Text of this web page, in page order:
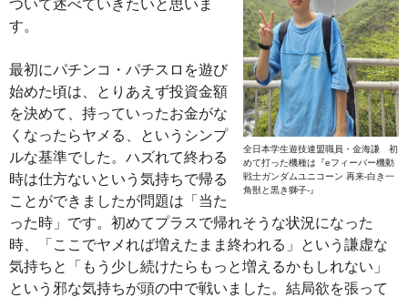
全日本学生遊技連盟職員・金海謙 初
めて打った機種は『eフィーバー機動
戦士ガンダムユニコーン 再来-白き一
角獣と黒き獅子-』
ついて述べていきたいと思いま
す。
最初にパチンコ・パチスロを遊び
始めた頃は、とりあえず投資金額
を決めて、持っていったお金がな
くなったらヤメる、というシンプ
ルな基準でした。ハズれて終わる
時は仕方ないという気持ちで帰る
ことができましたが問題は「当た
った時」です。初めてプラスで帰れそうな状況になった
時、「ここでヤメれば増えたまま終われる」という謙虚な
気持ちと「もう少し続けたらもっと増えるかもしれない」
という邪な気持ちが頭の中で戦いました。結局欲を張って